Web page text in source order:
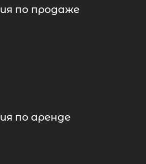
по продаже
по аренде